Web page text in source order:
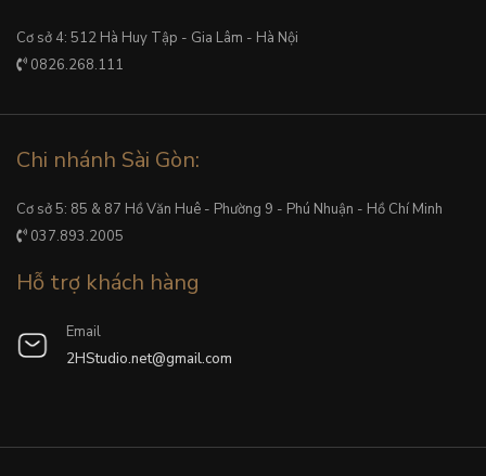
Cơ sở 4: 512 Hà Huy Tập - Gia Lâm - Hà Nội
0826.268.111
Chi nhánh Sài Gòn:
Cơ sở 5: 85 & 87 Hồ Văn Huê - Phường 9 - Phú Nhuận - Hồ Chí Minh
037.893.2005
Hỗ trợ khách hàng
Email
2HStudio.net@gmail.com